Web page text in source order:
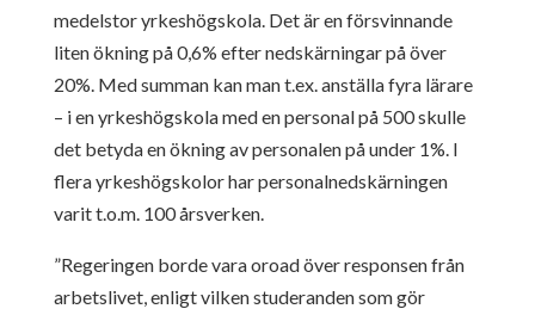
medelstor yrkeshögskola. Det är en försvinnande
liten ökning på 0,6% efter nedskärningar på över
20%. Med summan kan man t.ex. anställa fyra lärare
– i en yrkeshögskola med en personal på 500 skulle
det betyda en ökning av personalen på under 1%. I
flera yrkeshögskolor har personalnedskärningen
varit t.o.m. 100 årsverken.
”Regeringen borde vara oroad över responsen från
arbetslivet, enligt vilken studeranden som gör